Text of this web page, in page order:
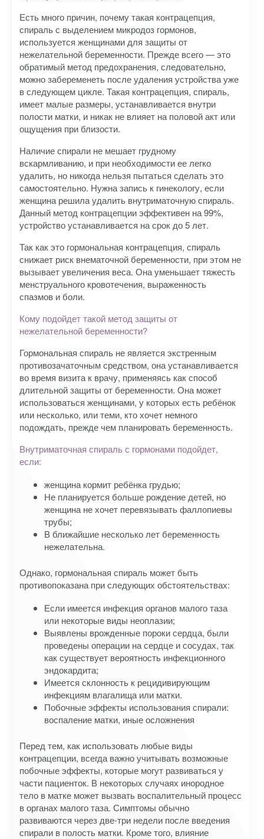
Есть много причин, почему такая контрацепция,
спираль с выделением микродоз гормонов,
используется женщинами для защиты от
нежелательной беременности. Прежде всего — это
обратимый метод предохранения, следовательно,
можно забеременеть после удаления устройства уже
в следующем цикле. Такая контрацепция, спираль,
имеет малые размеры, устанавливается внутри
полости матки, и никак не влияет на половой акт или
ощущения при близости.
Наличие спирали не мешает грудному
вскармливанию, и при необходимости ее легко
удалить, но никогда нельзя пытаться сделать это
самостоятельно. Нужна запись к гинекологу, если
женщина решила удалить внутриматочную спираль.
Данный метод контрацепции эффективен на 99%,
устройство устанавливается на срок до 5 лет.
Так как это гормональная контрацепция, спираль
снижает риск внематочной беременности, при этом не
вызывает увеличения веса. Она уменьшает тяжесть
менструального кровотечения, выраженность
спазмов и боли.
Кому подойдет такой метод защиты от
нежелательной беременности?
Гормональная спираль не является экстренным
противозачаточным средством, она устанавливается
во время визита к врачу, применяясь как способ
длительной защиты от беременности. Она может
использоваться женщинами, у которых есть ребёнок
или несколько, или теми, кто хочет немного
подождать, прежде чем планировать беременность.
Внутриматочная спираль с гормонами подойдет,
если:
женщина кормит ребёнка грудью;
Не планируется больше рождение детей, но
женщина не хочет перевязывать фаллопиевы
трубы;
В ближайшие несколько лет беременность
нежелательна.
Однако, гормональная спираль может быть
противопоказана при следующих обстоятельствах:
Если имеется инфекция органов малого таза
или некоторые виды неоплазии;
Выявлены врожденные пороки сердца, были
проведены операции на сердце и сосудах, так
как существует вероятность инфекционного
эндокардита;
Имеется склонность к рецидивирующим
инфекциям влагалища или матки.
Побочные эффекты использования спирали:
воспаление матки, иные осложнения
Перед тем, как использовать любые виды
контрацепции, всегда важно учитывать возможные
побочные эффекты, которые могут развиваться у
части пациенток. В некоторых случаях инородное
тело в матке может вызвать воспалительный процесс
в органах малого таза. Симптомы обычно
развиваются через две-три недели после введения
спирали в полость матки. Кроме того, влияние